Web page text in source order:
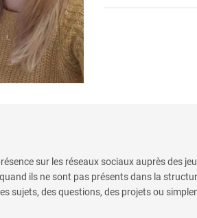
sur les réseaux sociaux auprès des
ils ne sont pas présents dans la
sujets, des questions, des projets ou